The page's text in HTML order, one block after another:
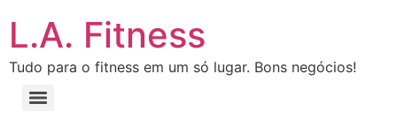
L.A. Fitness
Tudo para o fitness em um só lugar. Bons negócios!